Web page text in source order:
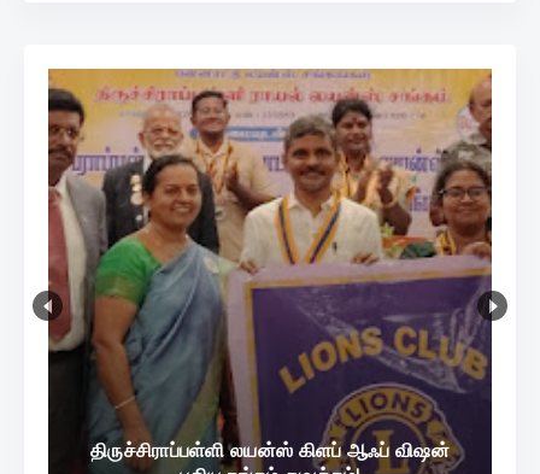
திருச்சிராப்பள்ளி லயன்ஸ் கிளப் ஆஃப் விஷன்